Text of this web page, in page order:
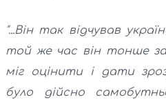
"...Він так відчував
той же час він тонше за
міг оцінити і дати
було дійсно